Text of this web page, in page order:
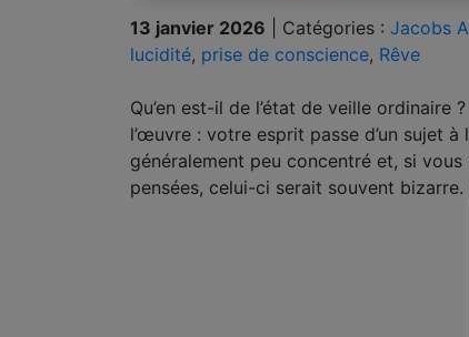
13 janvier 2026 Catégories : Jacobs
lucidité, prise de conscience, Rêve
Qu’en est-il de l’état de veille ordinaire
l’œuvre : votre esprit passe d’un sujet
généralement peu concentré et, si
pensées, celui-ci serait souvent